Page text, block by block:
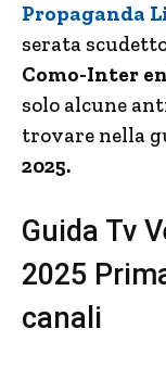
Propaganda
serata
Como-Inter
solo alcune
trovare nella
2025.
Guida Tv
2025
canali